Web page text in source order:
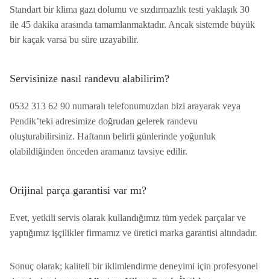
Standart bir klima gazı dolumu ve sızdırmazlık testi yaklaşık 30
ile 45 dakika arasında tamamlanmaktadır. Ancak sistemde büyük
bir kaçak varsa bu süre uzayabilir.
Servisinize nasıl randevu alabilirim?
0532 313 62 90 numaralı telefonumuzdan bizi arayarak veya
Pendik’teki adresimize doğrudan gelerek randevu
oluşturabilirsiniz. Haftanın belirli günlerinde yoğunluk
olabildiğinden önceden aramanız tavsiye edilir.
Orijinal parça garantisi var mı?
Evet, yetkili servis olarak kullandığımız tüm yedek parçalar ve
yaptığımız işçilikler firmamız ve üretici marka garantisi altındadır.
Sonuç olarak; kaliteli bir iklimlendirme deneyimi için profesyonel